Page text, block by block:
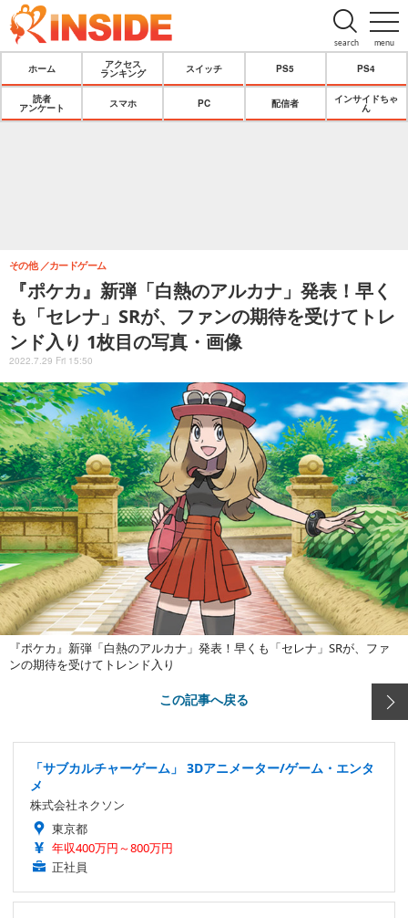
menu
search
ホーム
アクセス
ランキング
スイッチ PS5 PS4
読者
アンケート
スマホ PC 配信者
インサイドちゃ
ん
『ポケカ』新弾「白熱のアルカナ」発表！早く
も「セレナ」SRが、ファンの期待を受けてトレ
ンド入り 1枚目の写真・画像
その他 カードゲーム
2022.7.29 Fri 15:50
『ポケカ』新弾「白熱のアルカナ」発表！早くも「セレナ」SRが、ファ
ンの期待を受けてトレンド入り
この記事へ戻る
「サブカルチャーゲーム」 3Dアニメーター/ゲーム・エンタ
メ
株式会社ネクソン
東京都
年収400万円～800万円
正社員